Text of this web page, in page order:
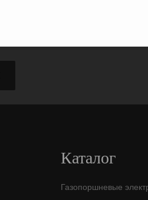
Каталог
Газопоршневые